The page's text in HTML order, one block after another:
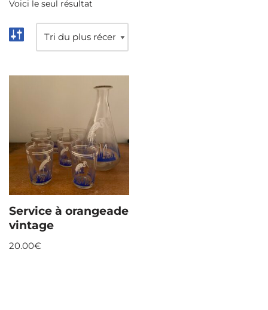
Voici le seul résultat
Service à orangeade
vintage
20.00€